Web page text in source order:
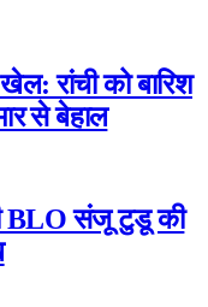
रांची को बारिश
से बेहाल
BLO संजू टुडू की